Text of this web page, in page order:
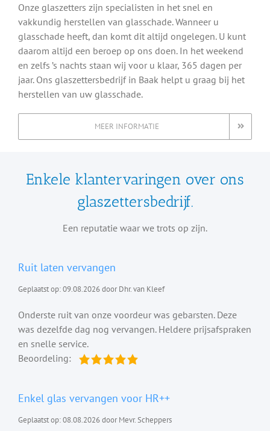
Onze glaszetters zijn specialisten in het snel en
vakkundig herstellen van glasschade. Wanneer u
glasschade heeft, dan komt dit altijd ongelegen. U kunt
daarom altijd een beroep op ons doen. In het weekend
en zelfs ’s nachts staan wij voor u klaar, 365 dagen per
jaar. Ons glaszettersbedrijf in Baak helpt u graag bij het
herstellen van uw glasschade.
MEER INFORMATIE
Enkele klantervaringen over ons
glaszettersbedrijf.
Een reputatie waar we trots op zijn.
Ruit laten vervangen
Geplaatst op: 09.08.2026 door Dhr. van Kleef
Onderste ruit van onze voordeur was gebarsten. Deze
was dezelfde dag nog vervangen. Heldere prijsafspraken
en snelle service.
Beoordeling:
Enkel glas vervangen voor HR++
Geplaatst op: 08.08.2026 door Mevr. Scheppers